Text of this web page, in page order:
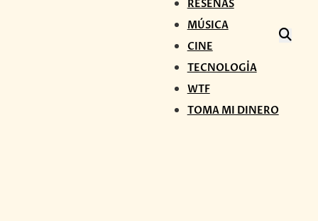
RESEÑAS
MÚSICA
CINE
TECNOLOGÍA
WTF
TOMA MI DINERO